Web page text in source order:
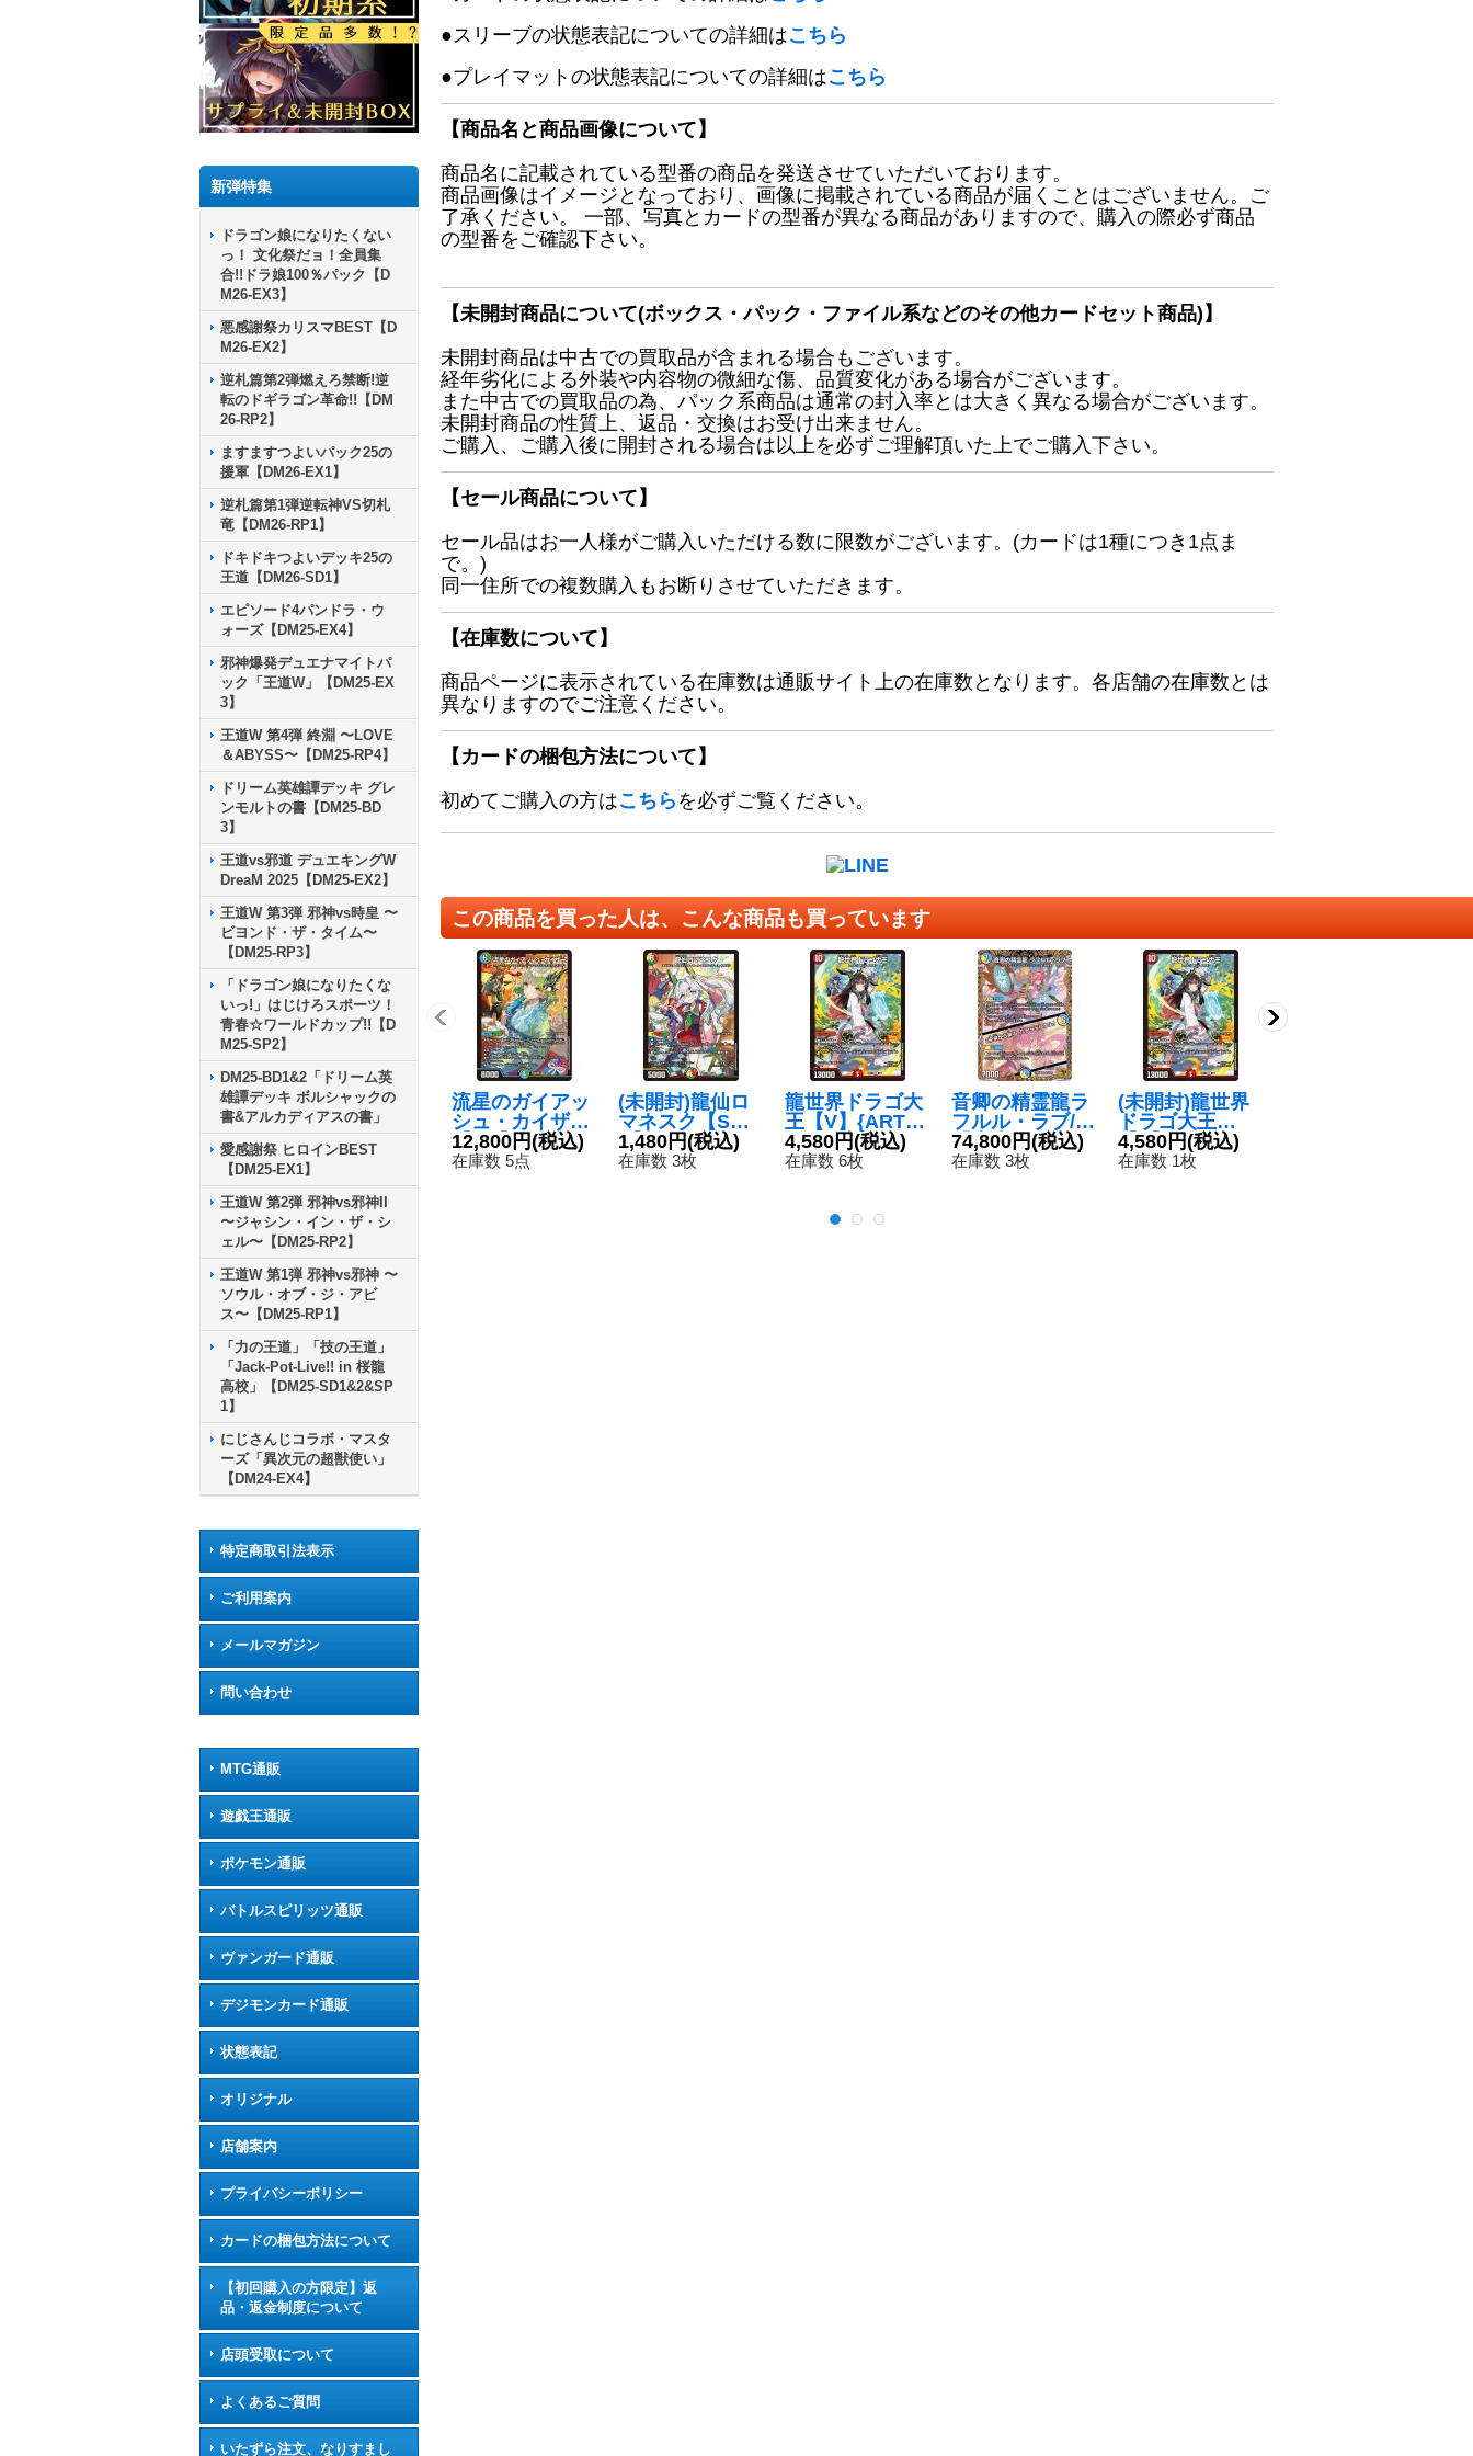
新弾特集
ドラゴン娘になりたくない
っ！ 文化祭だョ！全員集
合!!ドラ娘100％パック【D
M26-EX3】
悪感謝祭カリスマBEST【D
M26-EX2】
逆札篇第2弾燃えろ禁断!逆
転のドギラゴン革命!!【DM
26-RP2】
ますますつよいパック25の
援軍【DM26-EX1】
逆札篇第1弾逆転神VS切札
竜【DM26-RP1】
ドキドキつよいデッキ25の
王道【DM26-SD1】
エピソード4パンドラ・ウ
ォーズ【DM25-EX4】
邪神爆発デュエナマイトパ
ック「王道W」【DM25-EX
3】
王道W 第4弾 終淵 〜LOVE
＆ABYSS〜【DM25-RP4】
ドリーム英雄譚デッキ グレ
ンモルトの書【DM25-BD
3】
王道vs邪道 デュエキングW
DreaM 2025【DM25-EX2】
王道W 第3弾 邪神vs時皇 〜
ビヨンド・ザ・タイム〜
【DM25-RP3】
「ドラゴン娘になりたくな
いっ!」はじけろスポーツ！
青春☆ワールドカップ!!【D
M25-SP2】
DM25-BD1&2「ドリーム英
雄譚デッキ ボルシャックの
書&アルカディアスの書」
愛感謝祭 ヒロインBEST
【DM25-EX1】
王道W 第2弾 邪神vs邪神II
〜ジャシン・イン・ザ・シ
ェル〜【DM25-RP2】
王道W 第1弾 邪神vs邪神 〜
ソウル・オブ・ジ・アビ
ス〜【DM25-RP1】
「力の王道」「技の王道」
「Jack-Pot-Live!! in 桜龍
高校」【DM25-SD1&2&SP
1】
にじさんじコラボ・マスタ
ーズ「異次元の超獣使い」
【DM24-EX4】
特定商取引法表示
ご利用案内
メールマガジン
問い合わせ
MTG通販
遊戯王通販
ポケモン通販
バトルスピリッツ通販
ヴァンガード通販
デジモンカード通販
状態表記
オリジナル
店舗案内
プライバシーポリシー
カードの梱包方法について
【初回購入の方限定】返
品・返金制度について
店頭受取について
よくあるご質問
いたずら注文、なりすまし
●スリーブの状態表記についての詳細はこちら
●プレイマットの状態表記についての詳細はこちら
【商品名と商品画像について】
商品名に記載されている型番の商品を発送させていただいております。
商品画像はイメージとなっており、画像に掲載されている商品が届くことはございません。ご
了承ください。 一部、写真とカードの型番が異なる商品がありますので、購入の際必ず商品
の型番をご確認下さい。
【未開封商品について(ボックス・パック・ファイル系などのその他カードセット商品)】
未開封商品は中古での買取品が含まれる場合もございます。
経年劣化による外装や内容物の微細な傷、品質変化がある場合がございます。
また中古での買取品の為、パック系商品は通常の封入率とは大きく異なる場合がございます。
未開封商品の性質上、返品・交換はお受け出来ません。
ご購入、ご購入後に開封される場合は以上を必ずご理解頂いた上でご購入下さい。
【セール商品について】
セール品はお一人様がご購入いただける数に限数がございます。(カードは1種につき1点ま
で。)
同一住所での複数購入もお断りさせていただきます。
【在庫数について】
商品ページに表示されている在庫数は通販サイト上の在庫数となります。各店舗の在庫数とは
異なりますのでご注意ください。
【カードの梱包方法について】
初めてご購入の方はこちら を必ずご覧ください。
この商品を買った人は、こんな商品も買っています
流星のガイアッ
シュ・カイザー
【SR】{ART05
4/5}《多》
12,800円(税込)
在庫数 5点
(未開封)龍仙ロ
マネスク【S
R】{ART115/5}
《多》
1,480円(税込)
在庫数 3枚
龍世界ドラゴ大
王【V】{ART11
1/5}《火》
4,580円(税込)
在庫数 6枚
音卿の精霊龍ラ
フルル・ラブ/
「未来から来
る、だからミラ
74,800円(税込)
在庫数 3枚
(未開封)龍世界
ドラゴ大王
【V】{ART111/
5}《火》
4,580円(税込)
在庫数 1枚